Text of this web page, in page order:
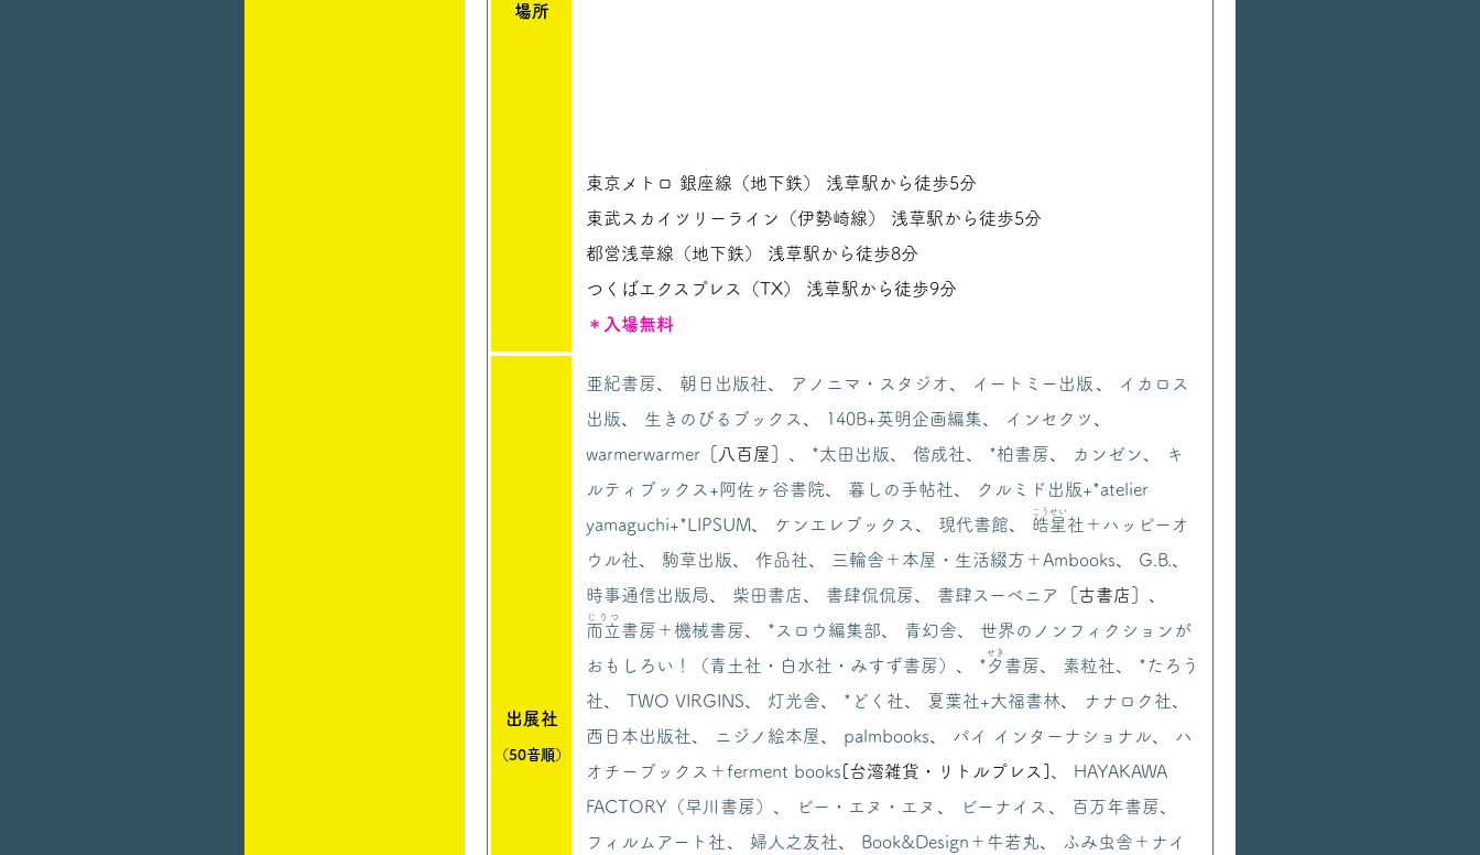
場所
東京メトロ 銀座線（地下鉄） 浅草駅から徒歩5分
東武スカイツリーライン（伊勢崎線） 浅草駅から徒歩5分
都営浅草線（地下鉄） 浅草駅から徒歩8分
つくばエクスプレス（TX） 浅草駅から徒歩9分
＊入場無料
出展社
（50音順）
亜紀書房 朝日出版社 アノニマ・スタジオ イートミー出版
イカロス
出版
生きのびるブックス 140B+英明企画編集 インセクツ
warmerwarmer ［八百屋］、 *太田出版 偕成社 *柏書房 カンゼン
キ
ルティブックス+阿佐ヶ谷書院
暮しの手帖社
クルミド出版+*atelier
yamaguchi+*LIPSUM
ケンエレブックス 現代書館 皓星
こうせい
社＋ハッピーオ
ウル社
駒草出版 作品社 三輪舎＋本屋・生活綴方＋Ambooks G.B.
時事通信出版局
柴田書店 書肆侃侃房 書肆スーベニア
［古書店］、
而立
じりつ
書房＋機械書房 *スロウ編集部 青幻舎
世界のノンフィクションが
おもしろい！（青土社・白水社・みすず書房）
*夕
せき
書房 素粒社
*たろう
社
TWO VIRGINS 灯光舎 *どく社 夏葉社+大福書林 ナナロク社
西日本出版社
ニジノ絵本屋 palmbooks パイ インターナショナル
ハ
オチーブックス＋ferment books[台湾雑貨・リトルプレス]、
HAYAKAWA
FACTORY（早川書房）
ビー・エヌ・エヌ ビーナイス 百万年書房
フィルムアート社
婦人之友社 Book&Design＋牛若丸
ふみ虫舎＋ナイ